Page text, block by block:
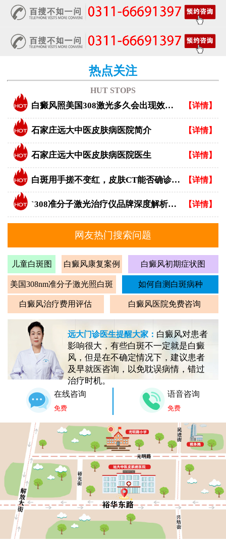
热点关注
HUT STOPS
白癜风照美国308激光多久会出现效果？ 【详情】
石家庄远大中医皮肤病医院简介 【详情】
石家庄远大中医皮肤病医院医生 【详情】
白斑用手搓不变红，皮肤CT能否确诊白癜风？ 【详情】
`308准分子激光治疗仪品牌深度解析：专业视角下的优选指南` 【详情】
网友热门搜索问题
儿童白斑图 白癜风康复案例 白癜风初期症状图
美国308nm准分子激光照白斑 如何自测白斑病种
白癜风治疗费用评估 白癜风医院免费咨询
远大门诊医生提醒大家： 白癜风对患者
影响很大，有些白斑不一定就是白癜
风，但是在不确定情况下，建议患者
及早就医咨询，以免耽误病情，错过
治疗时机。
在线咨询
免费
语音咨询
免费